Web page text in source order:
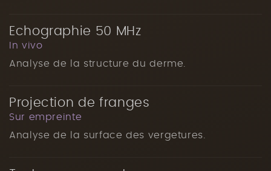
Echographie 50 MHz
In vivo
Analyse de la structure du derme.
Projection de franges
Sur empreinte
Analyse de la surface des vergetures.